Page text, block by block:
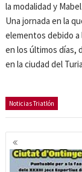
la modalidad y
Una jornada en la
elementos debido a
en los últimos días,
en la ciudad del
Noticias Triatlón
Navegación
de
entradas